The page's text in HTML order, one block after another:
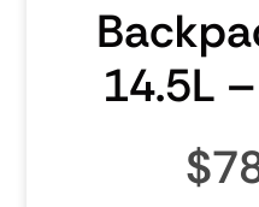
14.5L
$